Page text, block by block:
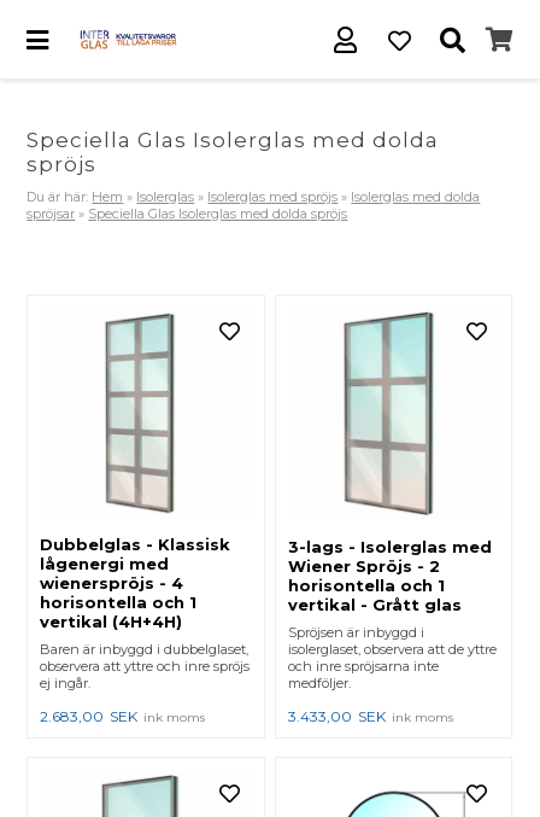
Speciella Glas Isolerglas med dolda
spröjs
Du är här: Hem » Isolerglas » Isolerglas med spröjs » Isolerglas med dolda
spröjsar » Speciella Glas Isolerglas med dolda spröjs
Dubbelglas - Klassisk
lågenergi med
wienerspröjs - 4
horisontella och 1
vertikal (4H+4H)
Baren är inbyggd i dubbelglaset,
observera att yttre och inre spröjs
ej ingår.
2.683,00 SEK ink moms
3-lags - Isolerglas med
Wiener Spröjs - 2
horisontella och 1
vertikal - Grått glas
Spröjsen är inbyggd i
isolerglaset, observera att de yttre
och inre spröjsarna inte
medföljer.
3.433,00 SEK ink moms